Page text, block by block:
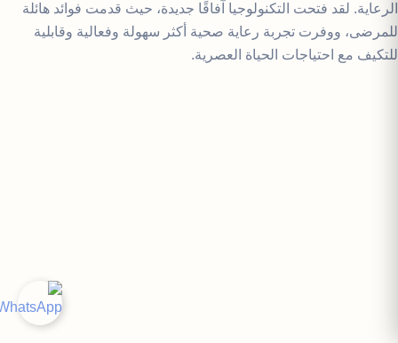
الرعاية. لقد فتحت التكنولوجيا آفاقًا جديدة، حيث قدمت فوائد هائلة
للمرضى، ووفرت تجربة رعاية صحية أكثر سهولة وفعالية وقابلية
للتكيف مع احتياجات الحياة العصرية.